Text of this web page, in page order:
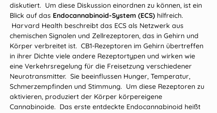
diskutiert. Um diese Diskussion einordnen zu können, ist ein
Blick auf das Endocannabinoid‑System (ECS) hilfreich.
Harvard Health beschreibt das ECS als Netzwerk aus
chemischen Signalen und Zellrezeptoren, das in Gehirn und
Körper verbreitet ist. CB1-Rezeptoren im Gehirn übertreffen
in ihrer Dichte viele andere Rezeptortypen und wirken wie
eine Verkehrsregelung für die Freisetzung verschiedener
Neurotransmitter. Sie beeinflussen Hunger, Temperatur,
Schmerzempfinden und Stimmung. Um diese Rezeptoren zu
aktivieren, produziert der Körper körpereigene
Cannabinoide. Das erste entdeckte Endocannabinoid heißt